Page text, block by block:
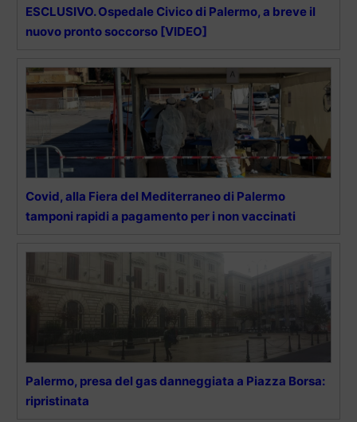
ESCLUSIVO. Ospedale Civico di Palermo, a breve il
nuovo pronto soccorso [VIDEO]
Covid, alla Fiera del Mediterraneo di Palermo
tamponi rapidi a pagamento per i non vaccinati
Palermo, presa del gas danneggiata a Piazza Borsa:
ripristinata